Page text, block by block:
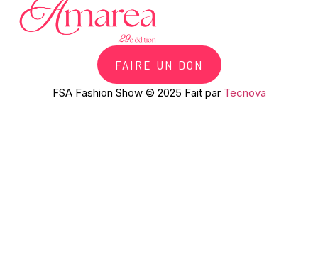
FAIRE UN DON
FSA Fashion Show © 2025 Fait par Tecnova